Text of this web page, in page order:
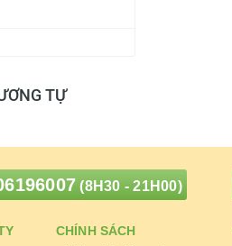
TỰ
(8H30 - 21H00)
CHÍNH SÁCH